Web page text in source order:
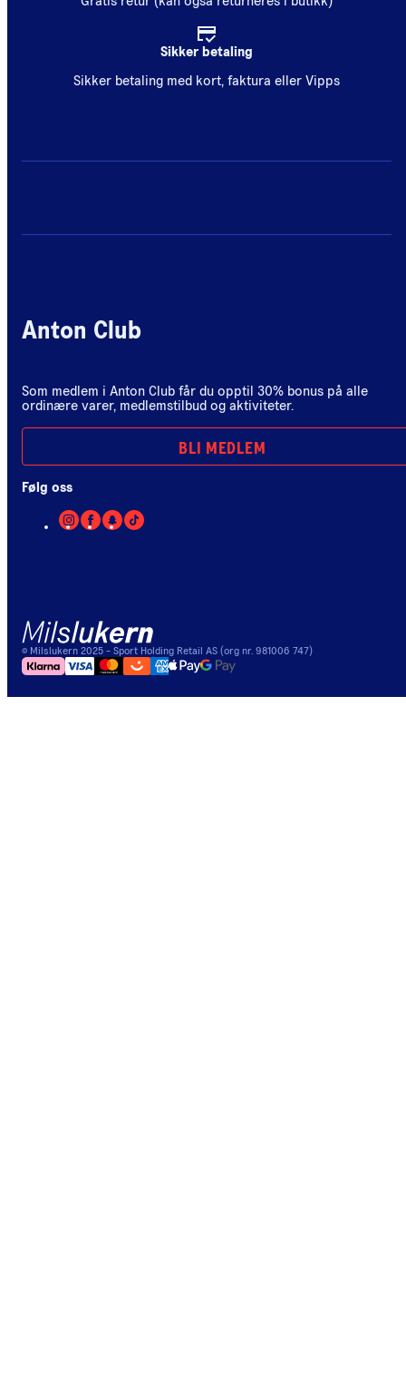
Sikker betaling
Sikker betaling med kort, faktura eller Vipps
Anton Club
Som medlem i Anton Club får du opptil 30% bonus på alle
ordinære varer, medlemstilbud og aktiviteter.
BLI MEDLEM
Følg oss
© Milslukern 2025 - Sport Holding Retail AS (org nr. 981006 747)